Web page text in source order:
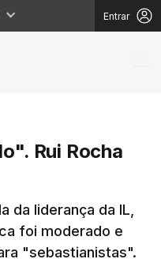
Entrar
Rui Rocha
da liderança da IL,
foi moderado e
"sebastianistas".